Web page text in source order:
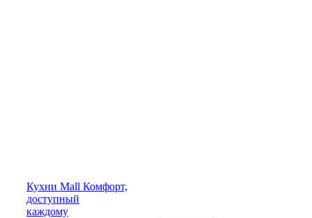
Кухни Mall Комфорт,
доступный
каждому